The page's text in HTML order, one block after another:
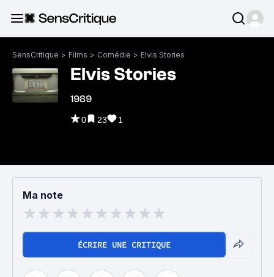
SensCritique > Films > Comédie > Elvis Stories
Elvis Stories
1989
0 23 1
Ma note
ÉCRIRE UNE CRITIQUE